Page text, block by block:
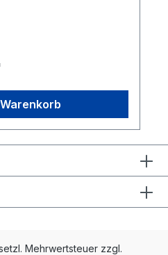
Mehrwertsteuer zzgl.